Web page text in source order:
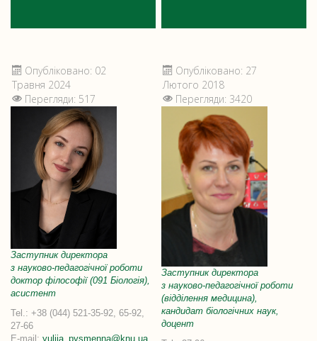
Опубліковано: 02
Травня 2024
Перегляди: 517
Заступник директора
з науково-педагогічної роботи
доктор філософії (091 Біологія),
асистент
Tel.: +38 (044) 521-35-92, 65-92,
27-66
E-mail: yuliia_pysmenna@knu.ua
Опубліковано: 27
Лютого 2018
Перегляди: 3420
Заступник директора
з науково-педагогічної роботи
(відділення медицина),
кандидат біологічних наук,
доцент